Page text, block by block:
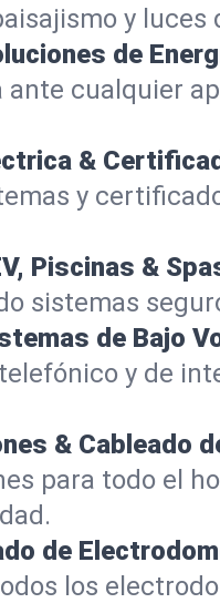
y
de
cualquier
&
y
Piscinas &
sistemas
de Bajo
y de
& Cableado
para todo el
de
los